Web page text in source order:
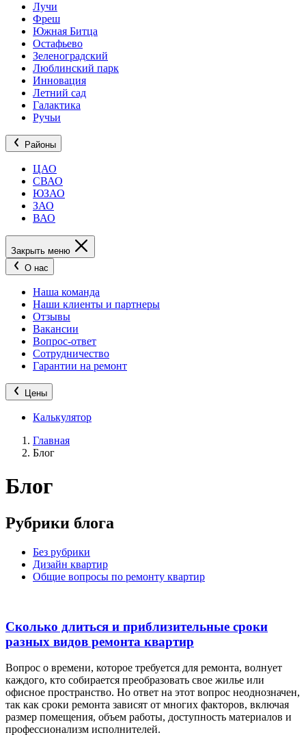
Лучи
Фреш
Южная Битца
Остафьево
Зеленоградский
Люблинский парк
Инновация
Летний сад
Галактика
Ручьи
Районы
ЦАО
СВАО
ЮЗАО
ЗАО
ВАО
Закрыть меню
О нас
Наша команда
Наши клиенты и партнеры
Отзывы
Вакансии
Вопрос-ответ
Сотрудничество
Гарантии на ремонт
Цены
Калькулятор
Главная
Блог
Блог
Рубрики блога
Без рубрики
Дизайн квартир
Общие вопросы по ремонту квартир
Сколько длиться и приблизительные сроки
разных видов ремонта квартир
Вопрос о времени, которое требуется для ремонта, волнует
каждого, кто собирается преобразовать свое жилье или
офисное пространство. Но ответ на этот вопрос неоднозначен,
так как сроки ремонта зависят от многих факторов, включая
размер помещения, объем работы, доступность материалов и
профессионализм исполнителей.